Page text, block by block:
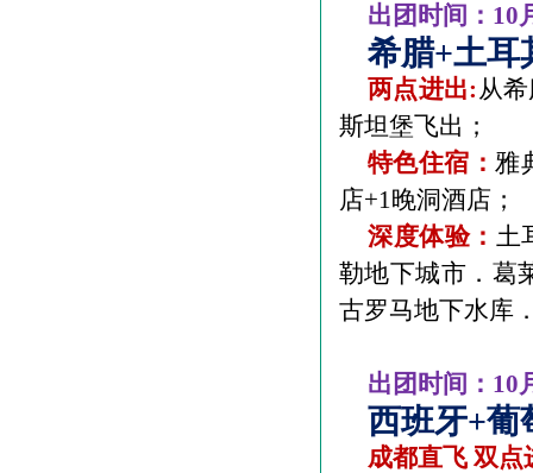
出团时间： 10
希腊+土耳
两点进出: 从
斯坦堡飞出；
特色住宿：雅
店+1晚洞酒店；
深度体验： 土
勒地下城市．葛
古罗马地下水库
出团时间： 10
西班牙+葡
成都直飞 双点